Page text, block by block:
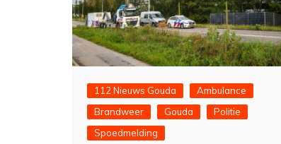
112 Nieuws Gouda
Ambulance
Brandweer
Gouda
Politie
Spoedmelding